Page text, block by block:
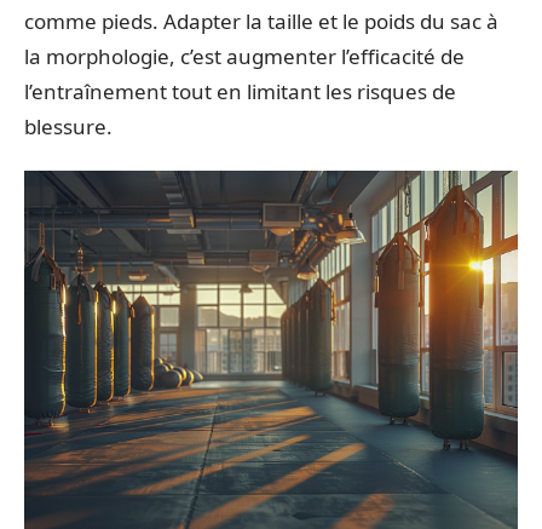
comme pieds. Adapter la taille et le poids du sac à
la morphologie, c’est augmenter l’efficacité de
l’entraînement tout en limitant les risques de
blessure.